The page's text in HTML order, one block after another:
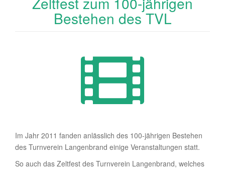
Bestehen des TVL
Im Jahr 2011 fanden anlässlich des 100-jährigen Bestehen
des Turnverein Langenbrand einige Veranstaltungen statt.
So auch das Zeltfest des Turnverein Langenbrand, welches